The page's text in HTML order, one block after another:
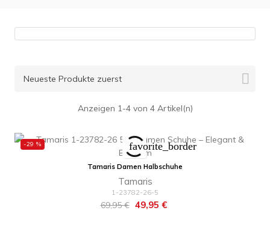
Neueste Produkte zuerst 
Anzeigen 1-4 von 4 Artikel(n)
-29 % favorite_border
Tamaris Damen Halbschuhe
Tamaris
1-23782-26-5
Regulärer
69,95 € Preis
49,95 €